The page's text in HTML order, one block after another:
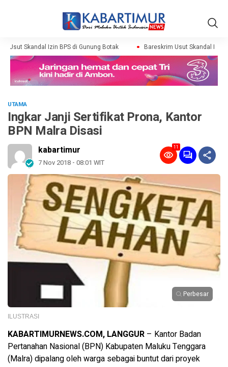
Usut Skandal Izin BPS di Gunung Botak Bareskrim Usut Skandal Izin
UTAMA
Ingkar Janji Sertifikat Prona, Kantor
BPN Malra Disasi
kabartimur
7 Nov 2018 - 08:01 WIT
11
Perbesar
ILUSTRASI
KABARTIMURNEWS.COM, LANGGUR – Kantor Badan
Pertanahan Nasional (BPN) Kabupaten Maluku Tenggara
(Malra) dipalang oleh warga sebagai buntut dari proyek